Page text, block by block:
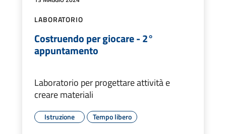
LABORATORIO
Costruendo per giocare - 2°
appuntamento
Laboratorio per progettare attività e
creare materiali
Istruzione Tempo libero